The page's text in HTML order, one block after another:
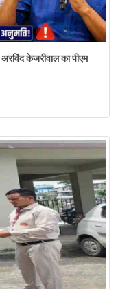
केजरीवाल का पीएम